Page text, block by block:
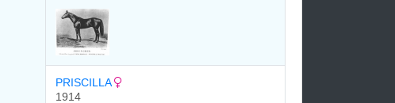
PRISCILLA
1914